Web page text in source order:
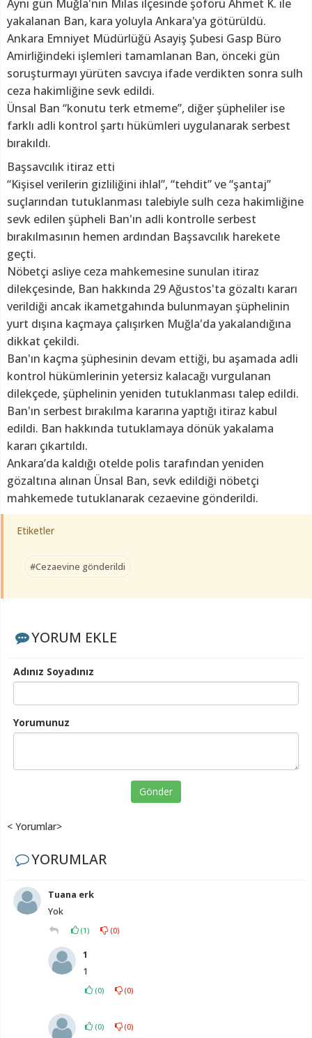
Aynı gün Muğla'nın Milas ilçesinde şoförü Ahmet K. ile
yakalanan Ban, kara yoluyla Ankara'ya götürüldü.
Ankara Emniyet Müdürlüğü Asayiş Şubesi Gasp Büro
Amirliğindeki işlemleri tamamlanan Ban, önceki gün
soruşturmayı yürüten savcıya ifade verdikten sonra sulh
ceza hakimliğine sevk edildi.
Ünsal Ban “konutu terk etmeme”, diğer şüpheliler ise
farklı adli kontrol şartı hükümleri uygulanarak serbest
bırakıldı.
Başsavcılık itiraz etti
“Kişisel verilerin gizliliğini ihlal”, “tehdit” ve “şantaj”
suçlarından tutuklanması talebiyle sulh ceza hakimliğine
sevk edilen şüpheli Ban'ın adli kontrolle serbest
bırakılmasının hemen ardından Başsavcılık harekete
geçti.
Nöbetçi asliye ceza mahkemesine sunulan itiraz
dilekçesinde, Ban hakkında 29 Ağustos'ta gözaltı kararı
verildiği ancak ikametgahında bulunmayan şüphelinin
yurt dışına kaçmaya çalışırken Muğla'da yakalandığına
dikkat çekildi.
Ban'ın kaçma şüphesinin devam ettiği, bu aşamada adli
kontrol hükümlerinin yetersiz kalacağı vurgulanan
dilekçede, şüphelinin yeniden tutuklanması talep edildi.
Ban'ın serbest bırakılma kararına yaptığı itiraz kabul
edildi. Ban hakkında tutuklamaya dönük yakalama
kararı çıkartıldı.
Ankara’da kaldığı otelde polis tarafından yeniden
gözaltına alınan Ünsal Ban, sevk edildiği nöbetçi
mahkemede tutuklanarak cezaevine gönderildi.
Etiketler
#Cezaevine gönderildi
YORUM EKLE
Adınız Soyadınız
Yorumunuz
Gönder
< Yorumlar>
YORUMLAR
Tuana erk
Yok
(1) (0)
1
1
(0) (0)
(0) (0)